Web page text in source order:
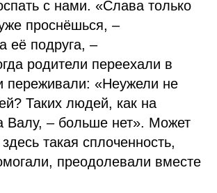
с нами. «Слава только
проснёшься, –
её подруга, –
родители переехали в
переживали: «Неужели не
Таких людей, как на
Валу, – больше нет». Может
такая сплоченность,
преодолевали вместе